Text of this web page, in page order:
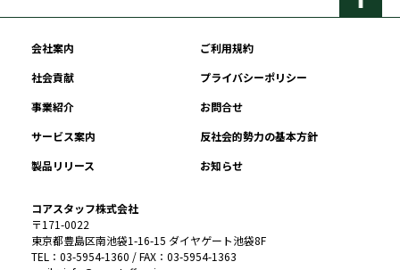
会社案内
ご利用規約
社会貢献
プライバシーポリシー
事業紹介
お問合せ
サービス案内
反社会的勢力の基本方針
製品リリース
お知らせ
コアスタッフ株式会社
〒171-0022
東京都豊島区南池袋1-16-15 ダイヤゲート池袋8F
TEL：03-5954-1360 / FAX：03-5954-1363